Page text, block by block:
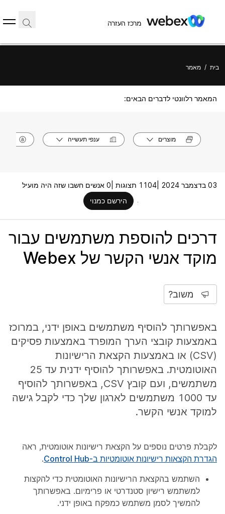
מרכז העזרה
בית / מאמר
המאמר רלוונטי לדברים הבאים:
מוצרים ענפי תעשייה
03 בדצמבר 2024 | 1104 תצוגות |
0 אנשים חשבו שזה היה מועיל
הירשם כמנוי
דרכים להוספת משתמשים עבור
מוקד אנשי הקשר של Webex
משוב?
באפשרותך להוסיף משתמשים באופן ידני, במרוכז
באמצעות קובצי הערך המופרד באמצעות פסיקים
(CSV) או באמצעות הקצאת הרישיונות
האוטומטית. באפשרותך להוסיף ידנית עד 25
משתמשים, ועם קובץ CSV, באפשרותך להוסיף
עד 1000 משתמשים לארגון שלך כדי לקבל גישה
למוקד אנשי הקשר.
לקבלת פרטים נוספים על הקצאת רישיונות אוטומטית, ראה
הגדרת הקצאות רישיונות אוטומטיות ב-Control Hub
.
השתמש בהקצאת הרישיונות האוטומטית כדי להקצות
למשתמש רישיון סטנדרטי או פרימיום. באפשרותך
להמשיך לסמן משתמש כמפקח באופן ידני.